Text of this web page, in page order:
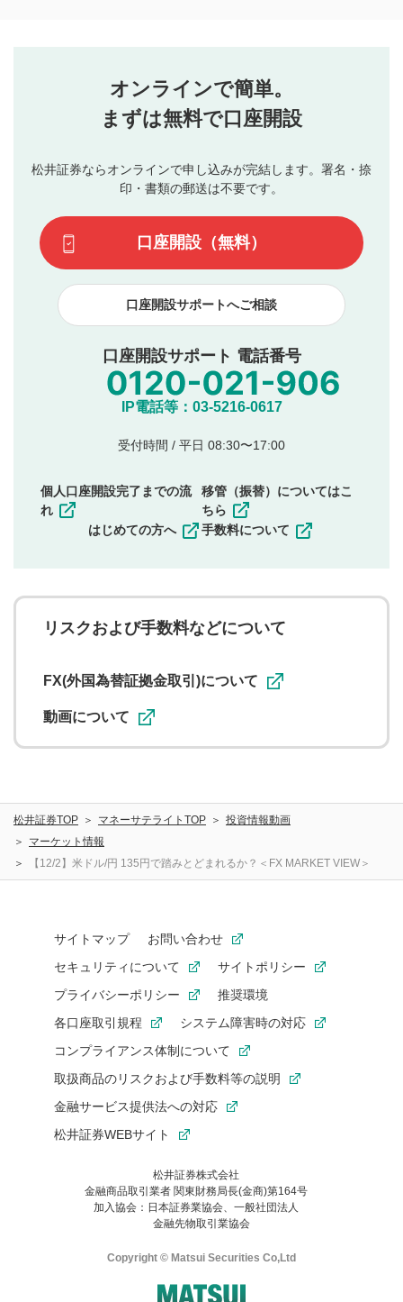
投稿するボタン
星で評価をすると投稿できます。（お名前とコメント
3
動画の評価
です）
行ってください。
当社は、利用者同士、もしくは利用者と第三者間のトラ
ブルによって生じた損害に対して一切の責任を負いませ
評価およびコメントは当社にて審査のうえ、掲載となり
ます。掲載されるまでに日数がかかる場合や掲載されない
てはお答えできません。各動画コンテンツへの掲載をもっ
て結果のご連絡といたします。ご了承ください。
下記の項目に該当すると判断された投稿内容は、掲載を
見合わせる場合がございます。
本動画コンテンツとは無関係の内容の投稿
他者への誹謗中傷や差別的表現投稿
公序良俗に反する内容の投稿
氏名、住所、電話番号など個人を特定できる情報の
他のサイトへの誘導や営利目的、広告・宣伝を目
他者の権利（商標、著作権、その他の知的財産
その他当社が不適切と判断した投稿
一度投稿した評価およびコメントの変更・削除はできま
ことを承諾したものとします。また、利用者は、コメント
に関する著作者人格権を行使しないことに同意します。利
用者が投稿したコメントは、当社サービスの広告・宣伝、
ることがあります。
オンラインで簡単。
まずは無料で口座開設
松井証券ならオンラインで申し込みが完結します。署名・捺
印・書類の郵送は不要です。
口座開設（無料）
口座開設サポートへご相談
口座開設サポート 電話番号
IP電話等：03-5216-0617
受付時間 / 平日 08:30〜17:00
個人口座開設完了までの流
れ
はじめての方へ
移管（振替）についてはこ
ちら
手数料について
リスクおよび手数料などについて
FX(外国為替証拠金取引)について
動画について
松井証券TOP マネーサテライトTOP
投資情報動画
マーケット情報
【12/2】米ドル/円 135円で踏みとどまれるか？＜FX MARKET VIEW＞
サイトマップ
お問い合わせ
セキュリティについて
サイトポリシー
プライバシーポリシー
推奨環境
各口座取引規程
システム障害時の対応
コンプライアンス体制について
取扱商品のリスクおよび手数料等の説明
金融サービス提供法への対応
松井証券WEBサイト
松井証券株式会社
金融商品取引業者 関東財務局長(金商)第164号
加入協会：日本証券業協会、一般社団法人
金融先物取引業協会
Copyright © Matsui Securities Co,Ltd
お気に入り機能は松井証券の会員限定の機能です。
お気に入り登録いただくと、後からいつでもお気に入りのコンテ
ンツを一覧でご確認いただけます。
ご利用いただくには口座開設が必要です。
はご利用の端末で一度ログインしてください。